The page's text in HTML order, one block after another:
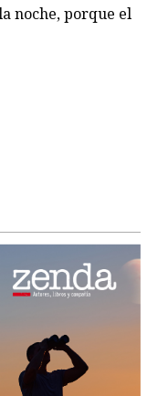
noche, porque el